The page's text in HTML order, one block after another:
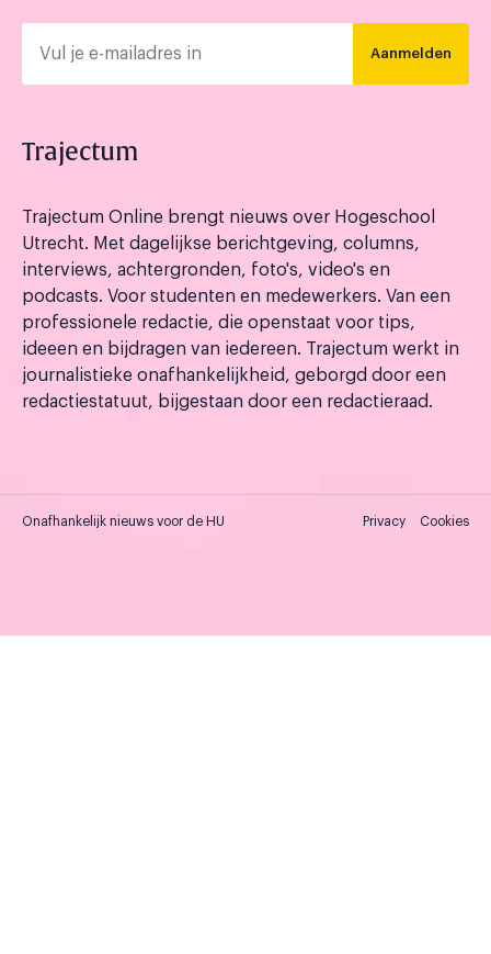
Aanmelden
Trajectum
Trajectum Online brengt nieuws over Hogeschool
Utrecht. Met dagelijkse berichtgeving, columns,
interviews, achtergronden, foto's, video's en
podcasts. Voor studenten en medewerkers. Van een
professionele redactie, die openstaat voor tips,
ideeen en bijdragen van iedereen. Trajectum werkt in
journalistieke onafhankelijkheid, geborgd door een
redactiestatuut, bijgestaan door een redactieraad.
Onafhankelijk nieuws voor de HU Privacy Cookies